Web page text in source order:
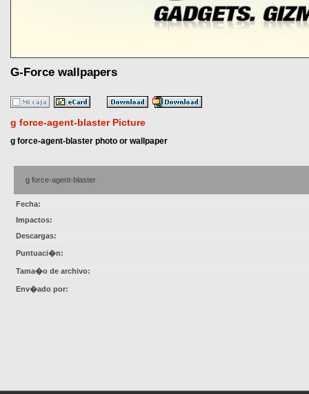
G-Force wallpapers
g force-agent-blaster Picture
g force-agent-blaster photo or wallpaper
g force-agent-blaster
Fecha:
Impactos:
Descargas:
Puntuaci�n:
Tama�o de archivo:
Env�ado por: